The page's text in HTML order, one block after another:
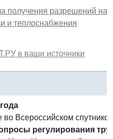
получения разрешений на
и теплоснабжения
в ваши источники
во Всероссийском
регулирования